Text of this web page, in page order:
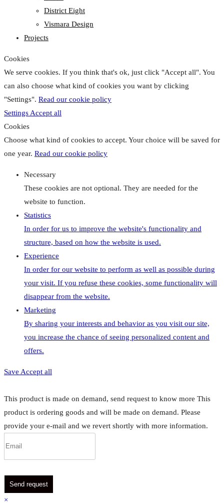
District Eight
Vismara Design
Projects
Cookies
We serve cookies. If you think that's ok, just click "Accept all". You
can also choose what kind of cookies you want by clicking
"Settings". Read our cookie policy
Settings Accept all
Cookies
Choose what kind of cookies to accept. Your choice will be saved for
one year. Read our cookie policy
Necessary
These cookies are not optional. They are needed for the
website to function.
Statistics
In order for us to improve the website's functionality and
structure, based on how the website is used.
Experience
In order for our website to perform as well as possible during
your visit. If you refuse these cookies, some functionality will
disappear from the website.
Marketing
By sharing your interests and behavior as you visit our site,
you increase the chance of seeing personalized content and
offers.
Save Accept all
This product is made on demand, send request to know more This
product is ordering goods and will be made on demand. Please
provide your e-mail and we revert shortly with more information.
Send request
×